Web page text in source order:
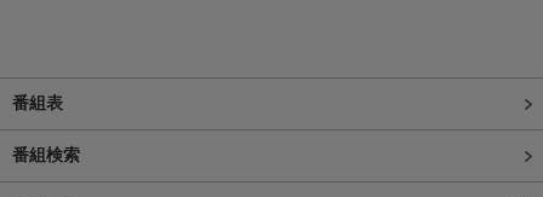
番組表
番組検索